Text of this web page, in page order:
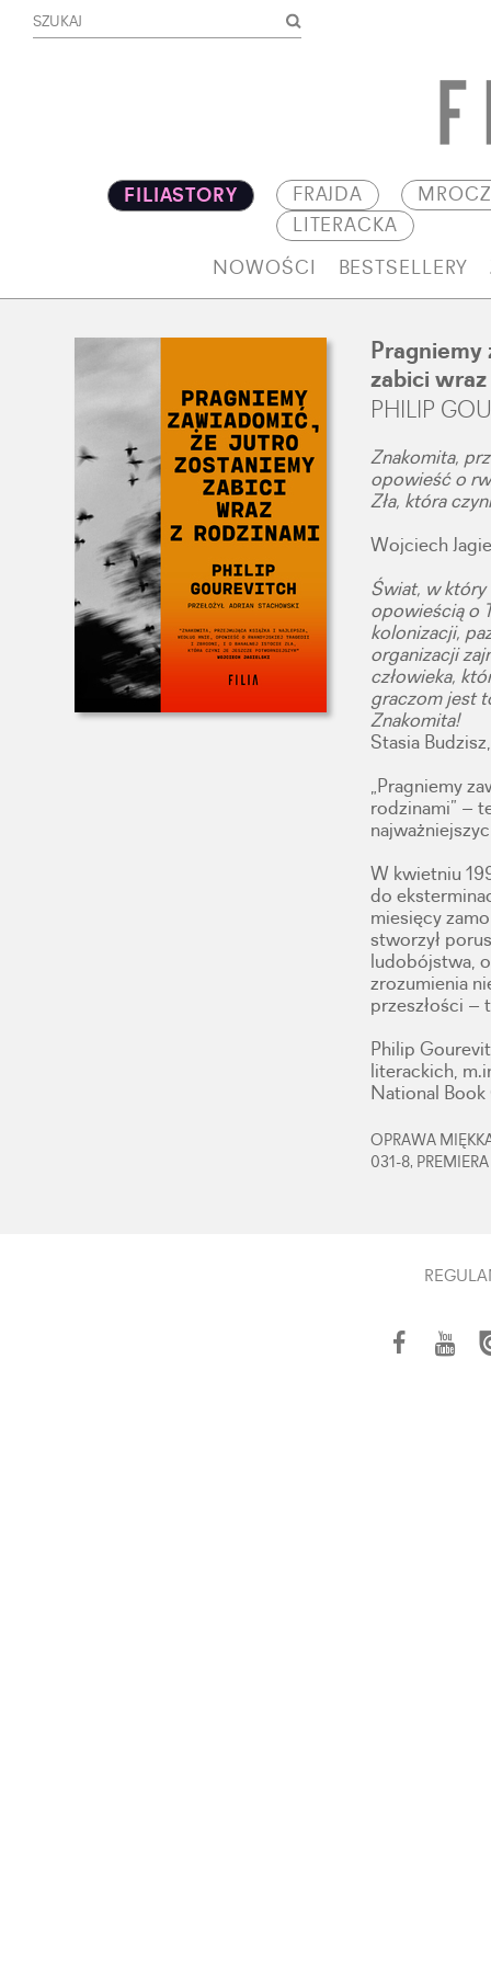
FILIASTORY FRAJDA
LITERACKA
NOWOŚCI BESTSELLERY
zabici
PHILIP
Znakomita,
opowieść o
Zła, która
Wojciech
Świat, w który
opowieścią o
kolonizacji,
organizacji
człowieka,
graczom jest
Znakomita!
Stasia
„Pragniemy
rodzinami” –
W kwietniu
do
miesięcy
stworzył
ludobójstwa,
zrozumienia
przeszłości –
Philip
literackich,
National
OPRAWA
031-8,